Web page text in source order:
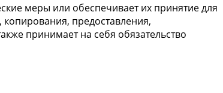
меры или обеспечивает их принятие для
предоставления,
принимает на себя обязательство